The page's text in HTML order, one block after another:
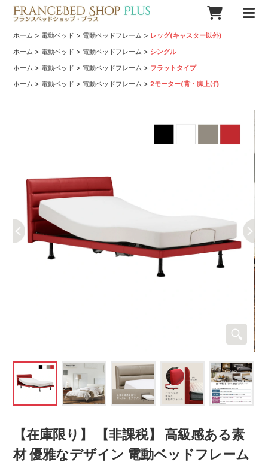
ホーム > 電動ベッド > 電動ベッドフレーム > レッグ(キャスター以外)
ホーム > 電動ベッド > 電動ベッドフレーム > シングル
ホーム > 電動ベッド > 電動ベッドフレーム > フラットタイプ
ホーム > 電動ベッド > 電動ベッドフレーム >2モーター(背・脚上げ)
【在庫限り】 【非課税】 高級感ある素
材 優雅なデザイン 電動ベッドフレーム